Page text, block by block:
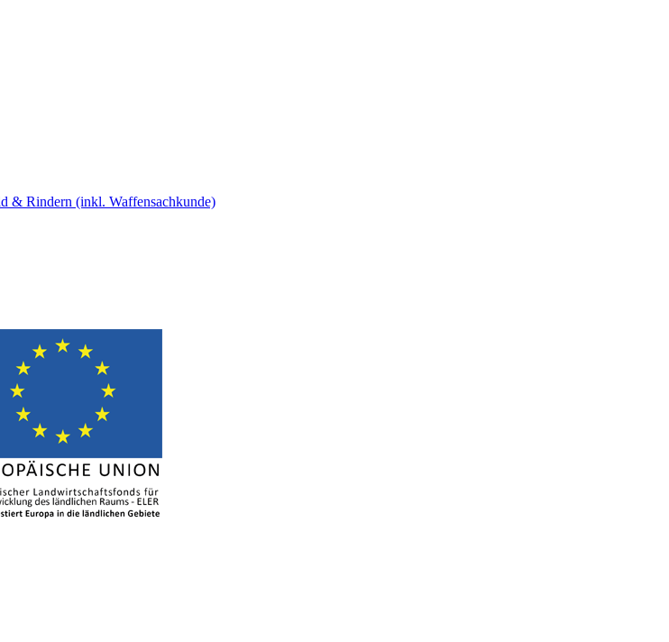
& Rindern (inkl. Waffensachkunde)